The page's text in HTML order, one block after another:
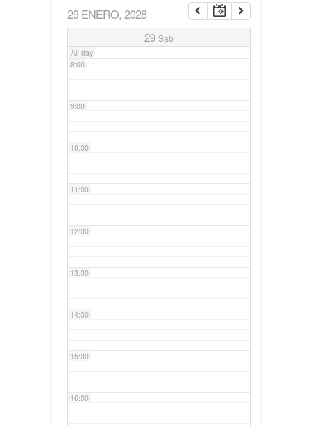
29 ENERO, 2028
29 Sab
All-day
7:00
8:00
9:00
10:00
11:00
12:00
13:00
14:00
15:00
16:00